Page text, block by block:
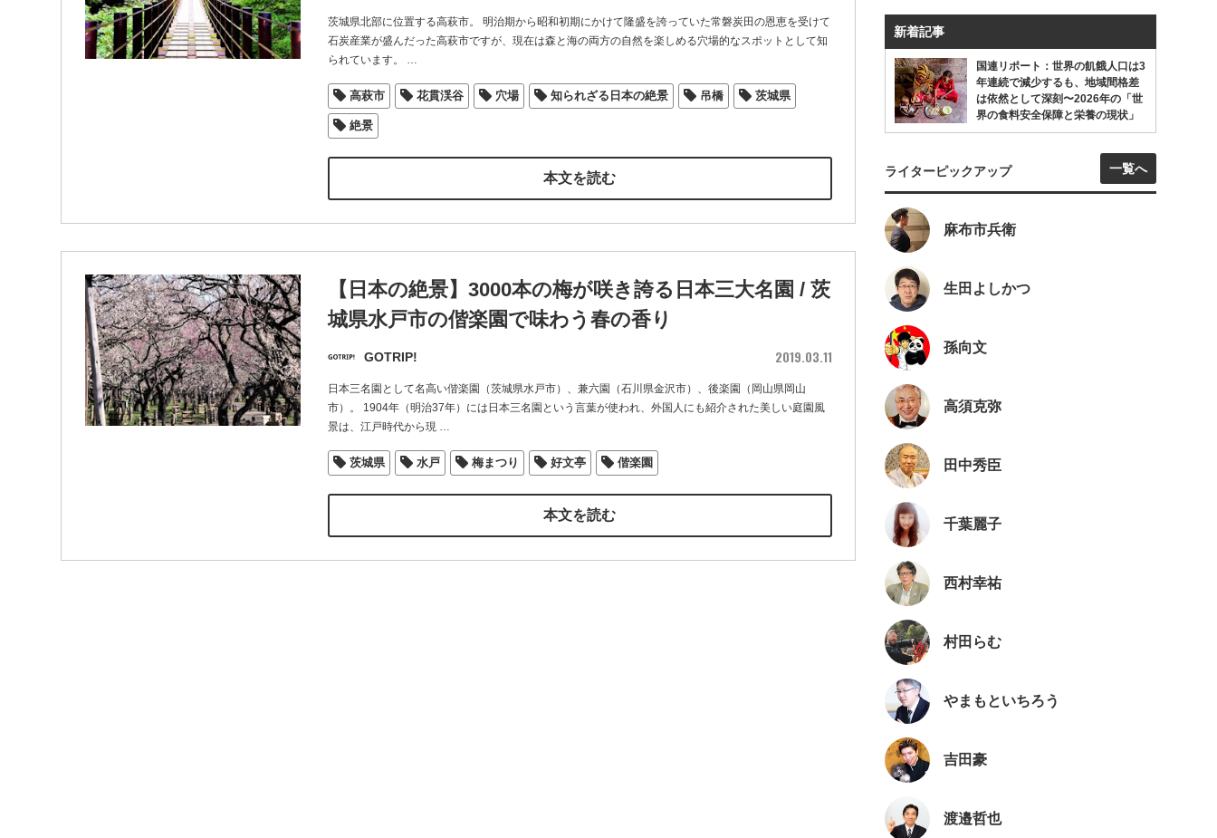
茨城県北部に位置する高萩市。 明治期から昭和初期にかけて隆盛を誇っていた常磐炭田の恩恵を受けて
石炭産業が盛んだった高萩市ですが、現在は森と海の両方の自然を楽しめる穴場的なスポットとして知
られています。
…
高萩市 花貫渓谷 穴場 知られざる日本の絶景 吊橋 茨城県
絶景
本文を読む
【日本の絶景】3000本の梅が咲き誇る日本三大名園 / 茨
城県水戸市の偕楽園で味わう春の香り
GOTRIP! 2019.03.11
日本三名園として名高い偕楽園（茨城県水戸市）、兼六園（石川県金沢市）、後楽園（岡山県岡山
市）。 1904年（明治37年）には日本三名園という言葉が使われ、外国人にも紹介された美しい庭園風
景は、江戸時代から現…
茨城県 水戸 梅まつり 好文亭 偕楽園
本文を読む
新着記事
国連リポート：世界の飢餓人口は3
年連続で減少するも、地域間格差
は依然として深刻〜2026年の「世
界の食料安全保障と栄養の現状」
ライターピックアップ 一覧へ
麻布市兵衛
生田よしかつ
孫向文
高須克弥
田中秀臣
千葉麗子
西村幸祐
村田らむ
やまもといちろう
吉田豪
渡邉哲也